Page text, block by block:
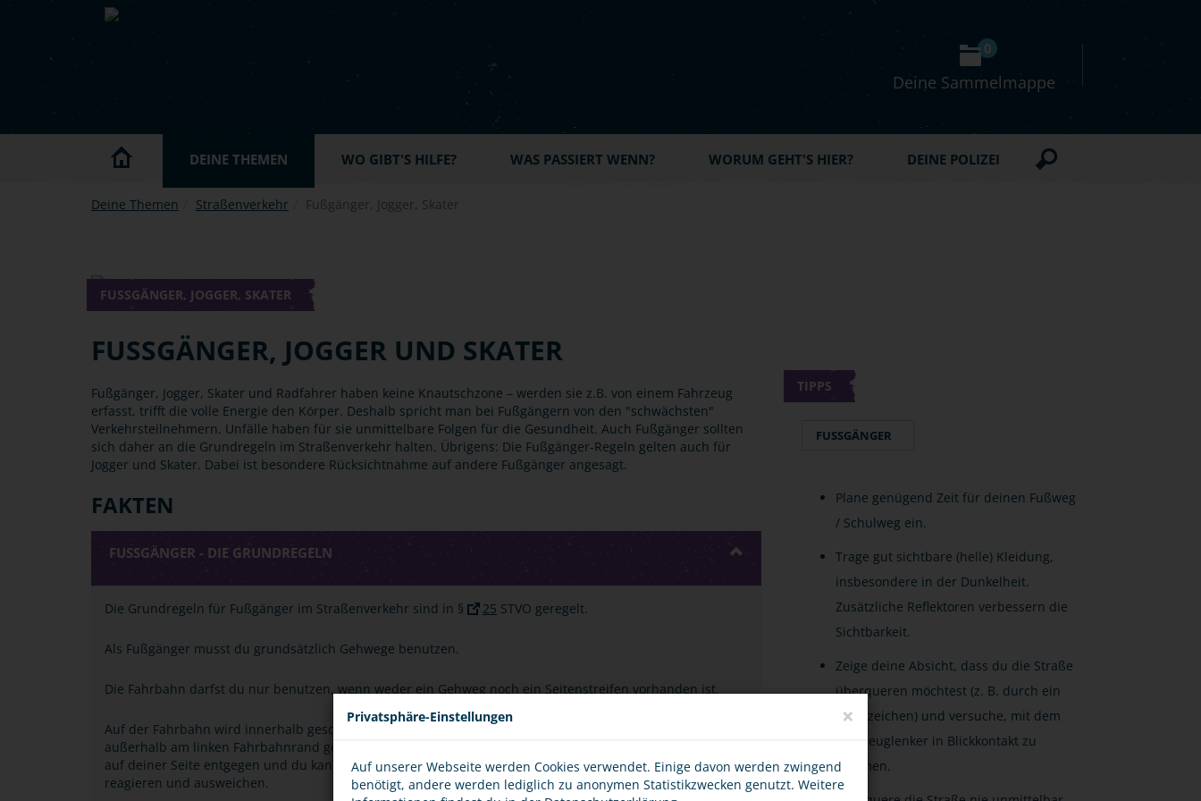
Skip to main content
Deine Sammelmappe
0
DEINE THEMEN WO GIBT'S HILFE? WAS PASSIERT WENN? WORUM GEHT'S HIER? DEINE POLIZEI
Deine Themen Straßenverkehr Fußgänger, Jogger, Skater
FUSSGÄNGER, JOGGER, SKATER
FUSSGÄNGER, JOGGER UND SKATER
Fußgänger, Jogger, Skater und Radfahrer haben keine Knautschzone – werden sie z.B. von einem Fahrzeug
erfasst, trifft die volle Energie den Körper. Deshalb spricht man bei Fußgängern von den "schwächsten"
Verkehrsteilnehmern. Unfälle haben für sie unmittelbare Folgen für die Gesundheit. Auch Fußgänger sollten
sich daher an die Grundregeln im Straßenverkehr halten. Übrigens: Die Fußgänger-Regeln gelten auch für
Jogger und Skater. Dabei ist besondere Rücksichtnahme auf andere Fußgänger angesagt.
FAKTEN
FUSSGÄNGER - DIE GRUNDREGELN
Die Grundregeln für Fußgänger im Straßenverkehr sind in § 25 STVO geregelt.
Als Fußgänger musst du grundsätzlich Gehwege benutzen.
Die Fahrbahn darfst du nur benutzen, wenn weder ein Gehweg noch ein Seitenstreifen vorhanden ist.
Auf der Fahrbahn wird innerhalb geschlossener Ortschaften am rechten oder linken Fahrbahnrand und
außerhalb am linken Fahrbahnrand gegangen, wenn das zumutbar ist. Die Fahrzeuge kommen dir dann
auf deiner Seite entgegen und du kannst besser und rechtzeitig etwa auf zu geringen Seitenabstand
reagieren und ausweichen.
TIPPS
FUSSGÄNGER
Plane genügend Zeit für deinen Fußweg
/ Schulweg ein.
Trage gut sichtbare (helle) Kleidung,
insbesondere in der Dunkelheit.
Zusätzliche Reflektoren verbessern die
Sichtbarkeit.
Zeige deine Absicht, dass du die Straße
überqueren möchtest (z. B. durch ein
Handzeichen) und versuche, mit dem
Fahrzeuglenker in Blickkontakt zu
kommen.
Privatsphäre-Einstellungen ×
Auf unserer Webseite werden Cookies verwendet. Einige davon werden zwingend
benötigt, andere werden lediglich zu anonymen Statistikzwecken genutzt. Weitere